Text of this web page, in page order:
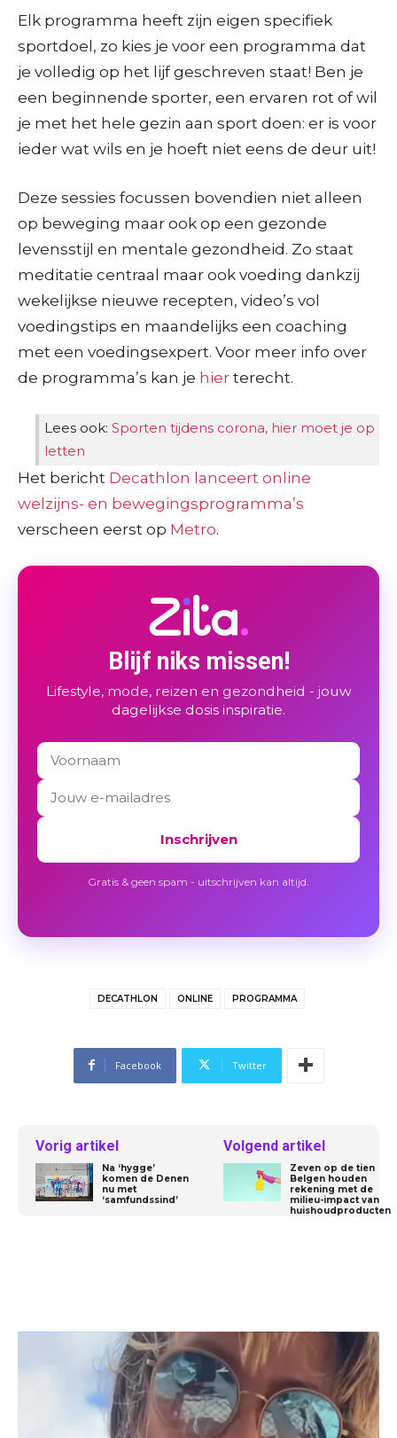
Elk programma heeft zijn eigen specifiek
sportdoel, zo kies je voor een programma dat
je volledig op het lijf geschreven staat! Ben je
een beginnende sporter, een ervaren rot of wil
je met het hele gezin aan sport doen: er is voor
ieder wat wils en je hoeft niet eens de deur uit!
Deze sessies focussen bovendien niet alleen
op beweging maar ook op een gezonde
levensstijl en mentale gezondheid. Zo staat
meditatie centraal maar ook voeding dankzij
wekelijkse nieuwe recepten, video’s vol
voedingstips en maandelijks een coaching
met een voedingsexpert. Voor meer info over
de programma’s kan je hier terecht.
Lees ook: Sporten tijdens corona, hier moet je op
letten
Het bericht Decathlon lanceert online
welzijns- en bewegingsprogramma’s
verscheen eerst op Metro.
Blijf niks missen!
Lifestyle, mode, reizen en gezondheid - jouw
dagelijkse dosis inspiratie.
Inschrijven
Gratis & geen spam - uitschrijven kan altijd.
DECATHLON ONLINE PROGRAMMA
Facebook Twitter
Vorig artikel
Na ‘hygge’
komen de Denen
nu met
‘samfundssind’
Volgend artikel
Zeven op de tien
Belgen houden
rekening met de
milieu-impact van
huishoudproducten